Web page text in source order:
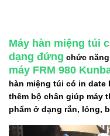
Máy hàn miệng túi
dạng đứng chức
máy FRM 980
hàn miệng túi có in date
thêm bộ chân giúp máy
phẩm ở dạng rắn, lỏng,